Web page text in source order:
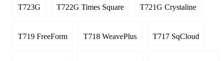
T723G T722G Times Square T721G Crystaline
T719 FreeForm T718 WeavePlus T717 SqCloud